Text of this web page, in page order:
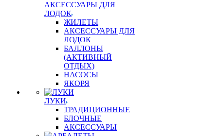
АКСЕССУАРЫ ДЛЯ
ЛОДОК
ЖИЛЕТЫ
АКСЕССУАРЫ ДЛЯ
ЛОДОК
БАЛЛОНЫ
(АКТИВНЫЙ
ОТДЫХ)
НАСОСЫ
ЯКОРЯ
ЛУКИ
ТРАДИЦИОННЫЕ
БЛОЧНЫЕ
АКСЕССУАРЫ